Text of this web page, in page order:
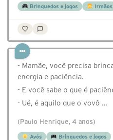
Brinquedos e jogos Irmãos
- Mamãe, você precisa
energia e paciência.
- E você sabe o que é
- Ué, é aquilo que o vovô …
(Paulo Henrique, 4 anos)
Avós Brinquedos e jogos